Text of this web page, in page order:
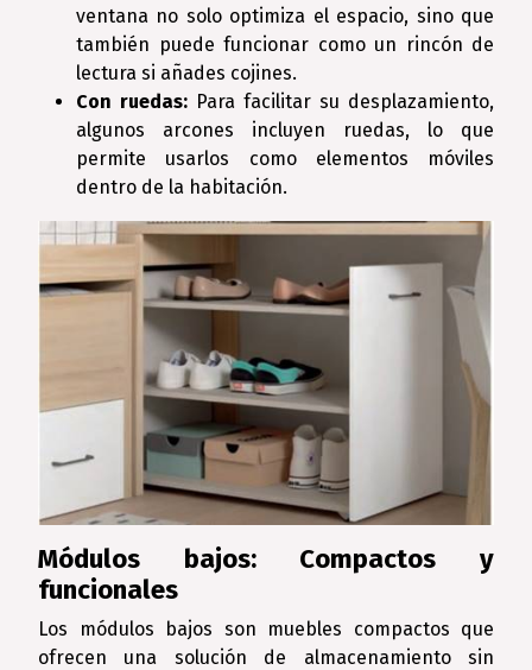
ventana no solo optimiza el espacio, sino que
también puede funcionar como un rincón de
lectura si añades cojines.
Con ruedas: Para facilitar su desplazamiento,
algunos arcones incluyen ruedas, lo que
permite usarlos como elementos móviles
dentro de la habitación.
Módulos bajos: Compactos y
funcionales
Los módulos bajos son muebles compactos que
ofrecen una solución de almacenamiento sin